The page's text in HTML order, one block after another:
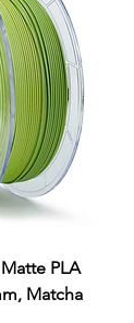
PLA
Matcha